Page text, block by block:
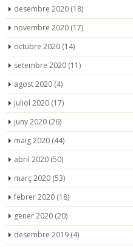
desembre 2020 (18)
novembre 2020 (17)
octubre 2020 (14)
setembre 2020 (11)
agost 2020 (4)
juliol 2020 (17)
juny 2020 (26)
maig 2020 (44)
abril 2020 (50)
març 2020 (53)
febrer 2020 (18)
gener 2020 (20)
desembre 2019 (4)